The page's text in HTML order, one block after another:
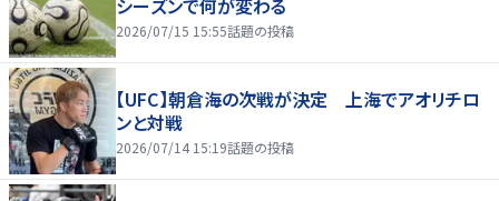
シーズンで何が変わる
2026/07/15 15:55話題の投稿
【UFC】朝倉海の次戦が決定 上海でアオリチロ
ンと対戦
2026/07/14 15:19話題の投稿